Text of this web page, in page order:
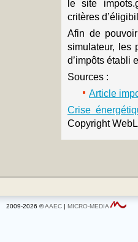
le site
critères
Afin de
simulateur, les
d’impôts établi
Sources :
Article
Crise
Copyright
2009-2026 ©AAEC | MICRO-MEDIA